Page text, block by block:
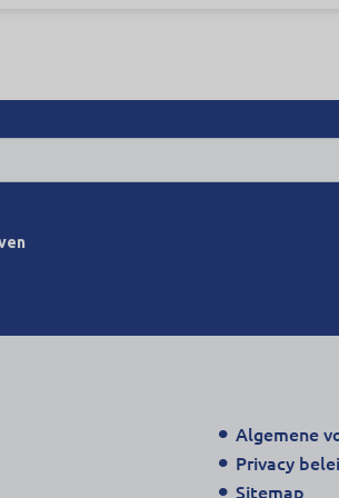
Algemene
Privacy
Sitemap